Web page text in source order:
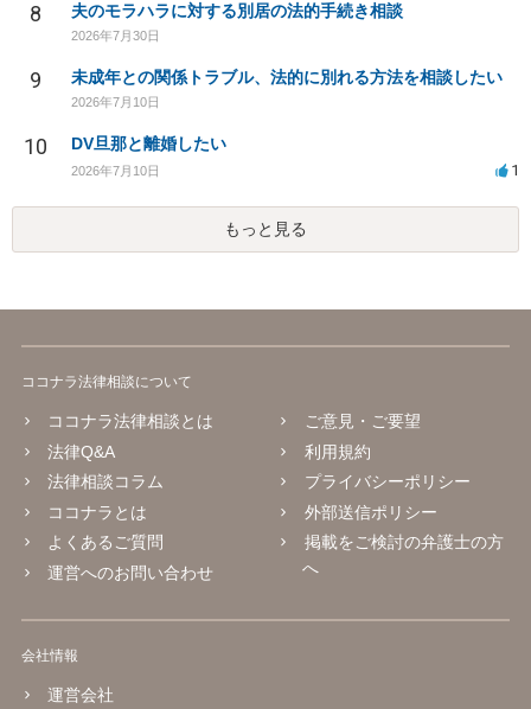
8 夫のモラハラに対する別居の法的手続き相談
2026年7月30日
9 未成年との関係トラブル、法的に別れる方法を相談したい
2026年7月10日
10 DV旦那と離婚したい
2026年7月10日 1
もっと見る
ココナラ法律相談について
ココナラ法律相談とは
法律Q&A
法律相談コラム
ココナラとは
よくあるご質問
運営へのお問い合わせ
ご意見・ご要望
利用規約
プライバシーポリシー
外部送信ポリシー
掲載をご検討の弁護士の方
へ
会社情報
運営会社